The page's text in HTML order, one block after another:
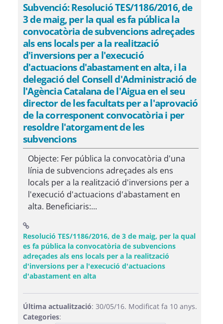
Subvenció: Resolució TES/1186/2016, de
3 de maig, per la qual es fa pública la
convocatòria de subvencions adreçades
als ens locals per a la realització
d'inversions per a l'execució
d'actuacions d'abastament en alta, i la
delegació del Consell d'Administració de
l'Agència Catalana de l'Aigua en el seu
director de les facultats per a l'aprovació
de la corresponent convocatòria i per
resoldre l'atorgament de les
subvencions
Objecte: Fer pública la convocatòria d'una
línia de subvencions adreçades als ens
locals per a la realització d'inversions per a
l'execució d'actuacions d'abastament en
alta. Beneficiaris:...
Resolució TES/1186/2016, de 3 de maig, per la qual
es fa pública la convocatòria de subvencions
adreçades als ens locals per a la realització
d'inversions per a l'execució d'actuacions
d'abastament en alta(Obre una finestra nova)
Última actualització: 30/05/16. Modificat fa 10 anys.
Categories: